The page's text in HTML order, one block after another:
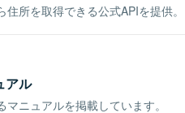
所を取得できる公式APIを提供。
アル
ニュアルを掲載しています。